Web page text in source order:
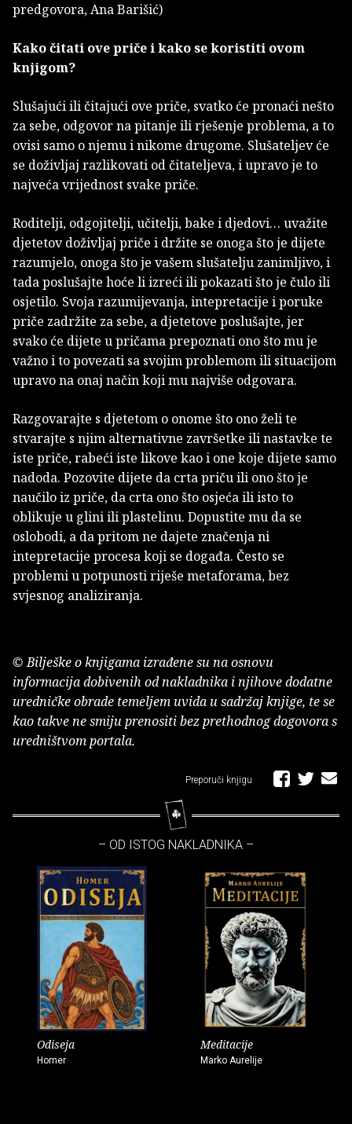
predgovora, Ana Barišić)
Kako čitati ove priče i kako se koristiti ovom
knjigom?
Slušajući ili čitajući ove priče, svatko će pronaći nešto
za sebe, odgovor na pitanje ili rješenje problema, a to
ovisi samo o njemu i nikome drugome. Slušateljev će
se doživljaj razlikovati od čitateljeva, i upravo je to
najveća vrijednost svake priče.
Roditelji, odgojitelji, učitelji, bake i djedovi… uvažite
djetetov doživljaj priče i držite se onoga što je dijete
razumjelo, onoga što je vašem slušatelju zanimljivo, i
tada poslušajte hoće li izreći ili pokazati što je čulo ili
osjetilo. Svoja razumijevanja, intepretacije i poruke
priče zadržite za sebe, a djetetove poslušajte, jer
svako će dijete u pričama prepoznati ono što mu je
važno i to povezati sa svojim problemom ili situacijom
upravo na onaj način koji mu najviše odgovara.
Razgovarajte s djetetom o onome što ono želi te
stvarajte s njim alternativne završetke ili nastavke te
iste priče, rabeći iste likove kao i one koje dijete samo
nadoda. Pozovite dijete da crta priču ili ono što je
naučilo iz priče, da crta ono što osjeća ili isto to
oblikuje u glini ili plastelinu. Dopustite mu da se
oslobodi, a da pritom ne dajete značenja ni
intepretacije procesa koji se događa. Često se
problemi u potpunosti riješe metaforama, bez
svjesnog analiziranja.
© Bilješke o knjigama izrađene su na osnovu
informacija dobivenih od nakladnika i njihove dodatne
uredničke obrade temeljem uvida u sadržaj knjige, te se
kao takve ne smiju prenositi bez prethodnog dogovora s
uredništvom portala.
Preporuči knjigu
– OD ISTOG NAKLADNIKA –
Odiseja
Homer
Meditacije
Marko Aurelije